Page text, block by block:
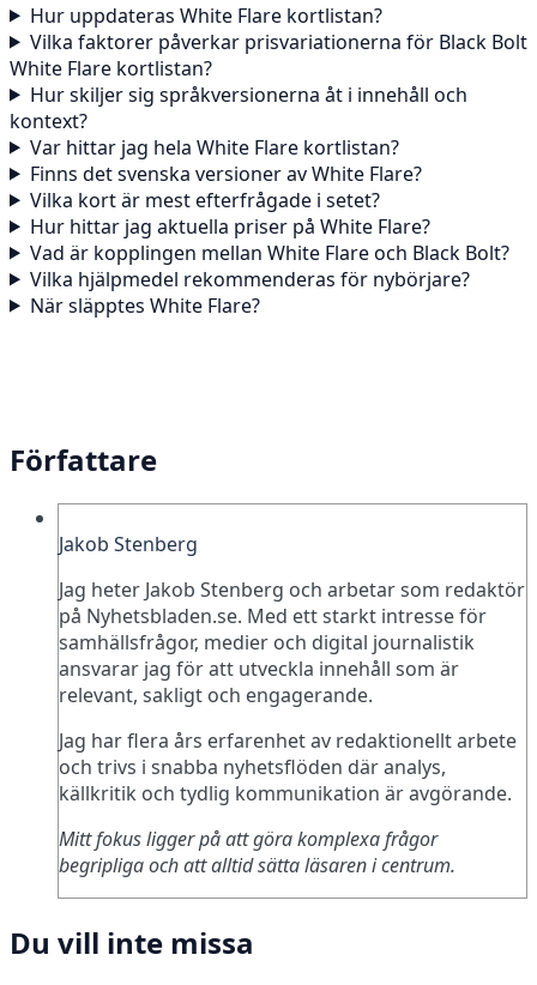
Hur uppdateras White Flare kortlistan?
Vilka faktorer påverkar prisvariationerna för Black Bolt
White Flare kortlistan?
Hur skiljer sig språkversionerna åt i innehåll och
kontext?
Var hittar jag hela White Flare kortlistan?
Finns det svenska versioner av White Flare?
Vilka kort är mest efterfrågade i setet?
Hur hittar jag aktuella priser på White Flare?
Vad är kopplingen mellan White Flare och Black Bolt?
Vilka hjälpmedel rekommenderas för nybörjare?
När släpptes White Flare?
Författare
Jakob Stenberg
Jag heter Jakob Stenberg och arbetar som redaktör
på Nyhetsbladen.se. Med ett starkt intresse för
samhällsfrågor, medier och digital journalistik
ansvarar jag för att utveckla innehåll som är
relevant, sakligt och engagerande.
Jag har flera års erfarenhet av redaktionellt arbete
och trivs i snabba nyhetsflöden där analys,
källkritik och tydlig kommunikation är avgörande.
Mitt fokus ligger på att göra komplexa frågor
begripliga och att alltid sätta läsaren i centrum.
Du vill inte missa